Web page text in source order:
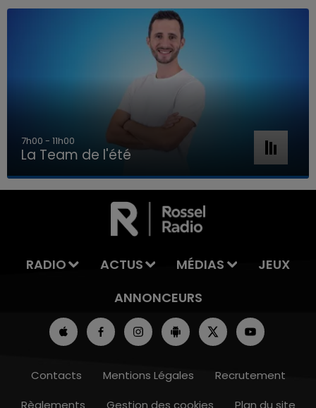
LA TEAM DE L'ÉTÉ
7h00 - 11h00
La Team de l'été
RADIO ACTUS MÉDIAS
JEUX
ANNONCEURS
Contacts Mentions Légales
Recrutement
Règlements
Gestion des cookies Plan du site